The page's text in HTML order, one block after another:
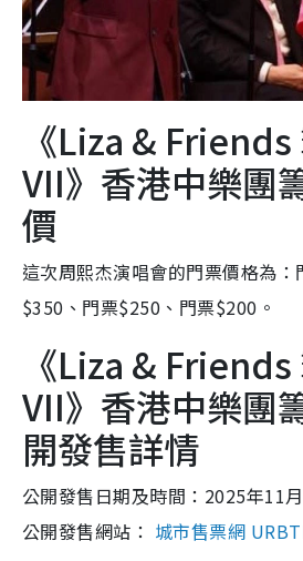
《Liza &
VII》香港中樂團
價
這次周熙杰演唱會的門票價格為
$350、門票$250、門票$200。
《Liza &
VII》香港中樂團
開發售詳情
公開發售日期及時間：2025年11
公開發售網站： 城市售票網